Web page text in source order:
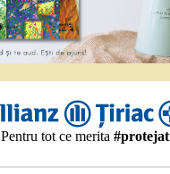
Pentru tot ce merita#protejat